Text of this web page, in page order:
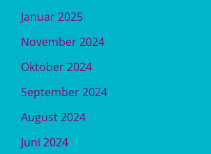
Januar 2025
November 2024
Oktober 2024
September 2024
August 2024
Juni 2024